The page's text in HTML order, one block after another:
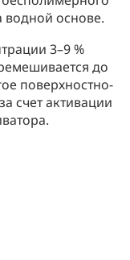
водной основе.
3–9 %
до
поверхностно-
счет активации